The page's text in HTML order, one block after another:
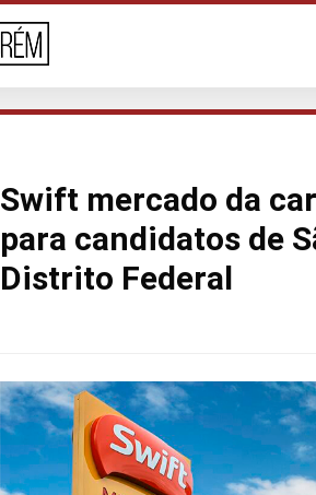
Swift mercado da
para candidatos de
Distrito Federal